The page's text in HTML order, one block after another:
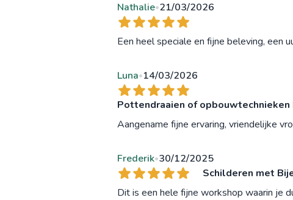
Nathalie•21/03/2026
Een heel speciale en fijne beleving, een
Luna•14/03/2026
Pottendraaien of opbouwtechnieken
Aangename fijne ervaring, vriendelijke
Frederik•30/12/2025
Schilderen met
Dit is een hele fijne workshop waarin je